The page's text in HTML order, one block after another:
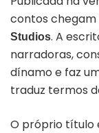
contos chegam
Studios. A
narradoras,
dínamo e faz
traduz termos
O próprio título